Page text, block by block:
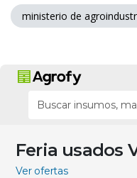
ministerio de
Feria usados
Ver ofertas